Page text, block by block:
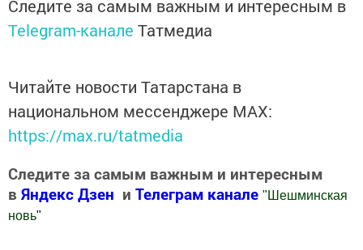
Следите за самым важным и интересным в
Telegram-канале Татмедиа
Читайте новости Татарстана в
национальном мессенджере MАХ:
https://max.ru/tatmedia
Следите за самым важным и интересным
в Яндекс Дзен и Телеграм канале " Шешминская
новь"